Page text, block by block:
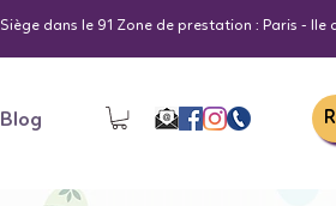
Siège dans le 91 Zone de prestation : Paris - Ile
Blog